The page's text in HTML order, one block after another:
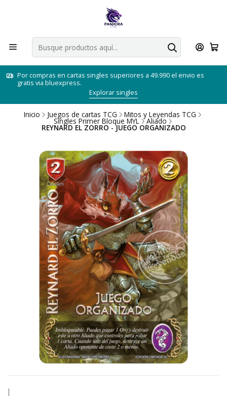
Por compras en cartas singles superiores a 49.990 el envio es
gratis via bluexpress.
Explorar singles
Inicio Juegos de cartas TCG Mitos y Leyendas TCG
Singles Primer Bloque MYL Aliado
REYNARD EL ZORRO - JUEGO ORGANIZADO
|